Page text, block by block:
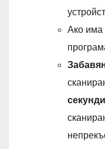
Ако има
секунди